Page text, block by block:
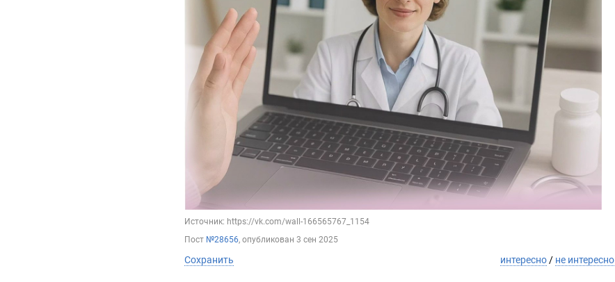
Источник: https://vk.com/wall-166565767_1154
Пост №28656, опубликован 3 сен 2025
Сохранить интересно / не интересно